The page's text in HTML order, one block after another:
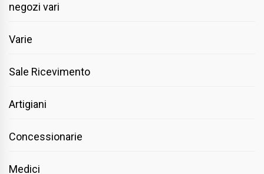
negozi vari
Varie
Sale Ricevimento
Artigiani
Concessionarie
Medici